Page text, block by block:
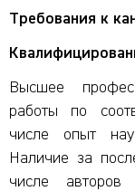
Требования к
Высшее
работы по
числе опыт
Наличие за
числе авторов